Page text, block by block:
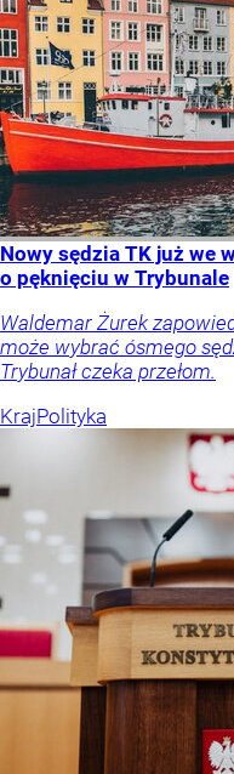
Nowy sędzia TK już we
o pęknięciu w Trybunale
Waldemar Żurek
może wybrać ósmego
Trybunał czeka przełom.
KrajPolityka